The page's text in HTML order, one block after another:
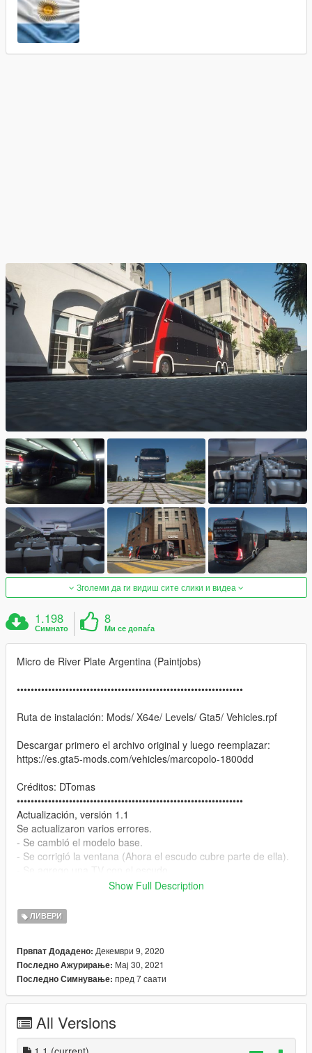
Зголеми да ги видиш сите слики и видеа
1.198
Симнато
8
Ми се допаѓа
Micro de River Plate Argentina (Paintjobs)
•••••••••••••••••••••••••••••••••••••••••••••••••••••••••••••••••
Ruta de instalación: Mods/ X64e/ Levels/ Gta5/ Vehicles.rpf
Descargar primero el archivo original y luego reemplazar:
https://es.gta5-mods.com/vehicles/marcopolo-1800dd
Créditos: DTomas
•••••••••••••••••••••••••••••••••••••••••••••••••••••••••••••••••
Actualización, versión 1.1
Se actualizaron varios errores.
- Se cambió el modelo base.
- Se corrigió la ventana (Ahora el escudo cubre parte de ella).
- Se arreglaron las texturas de los asientos.
- Se cambió el color de las ruedas.
- Se mejoró el color del vehículo.
Versión 1.0
Salida del mod.
•••••••••••••••••••••••••••••••••••••••••••••••••••••••••••••••••
Micro from River Plate Argentina (Paintjobs)
Show Full Description
ЛИВЕРИ
Првпат Додадено: Декември 9, 2020
Последно Ажурирање: Мај 30, 2021
Последно Симнување: пред 7 саати
All Versions